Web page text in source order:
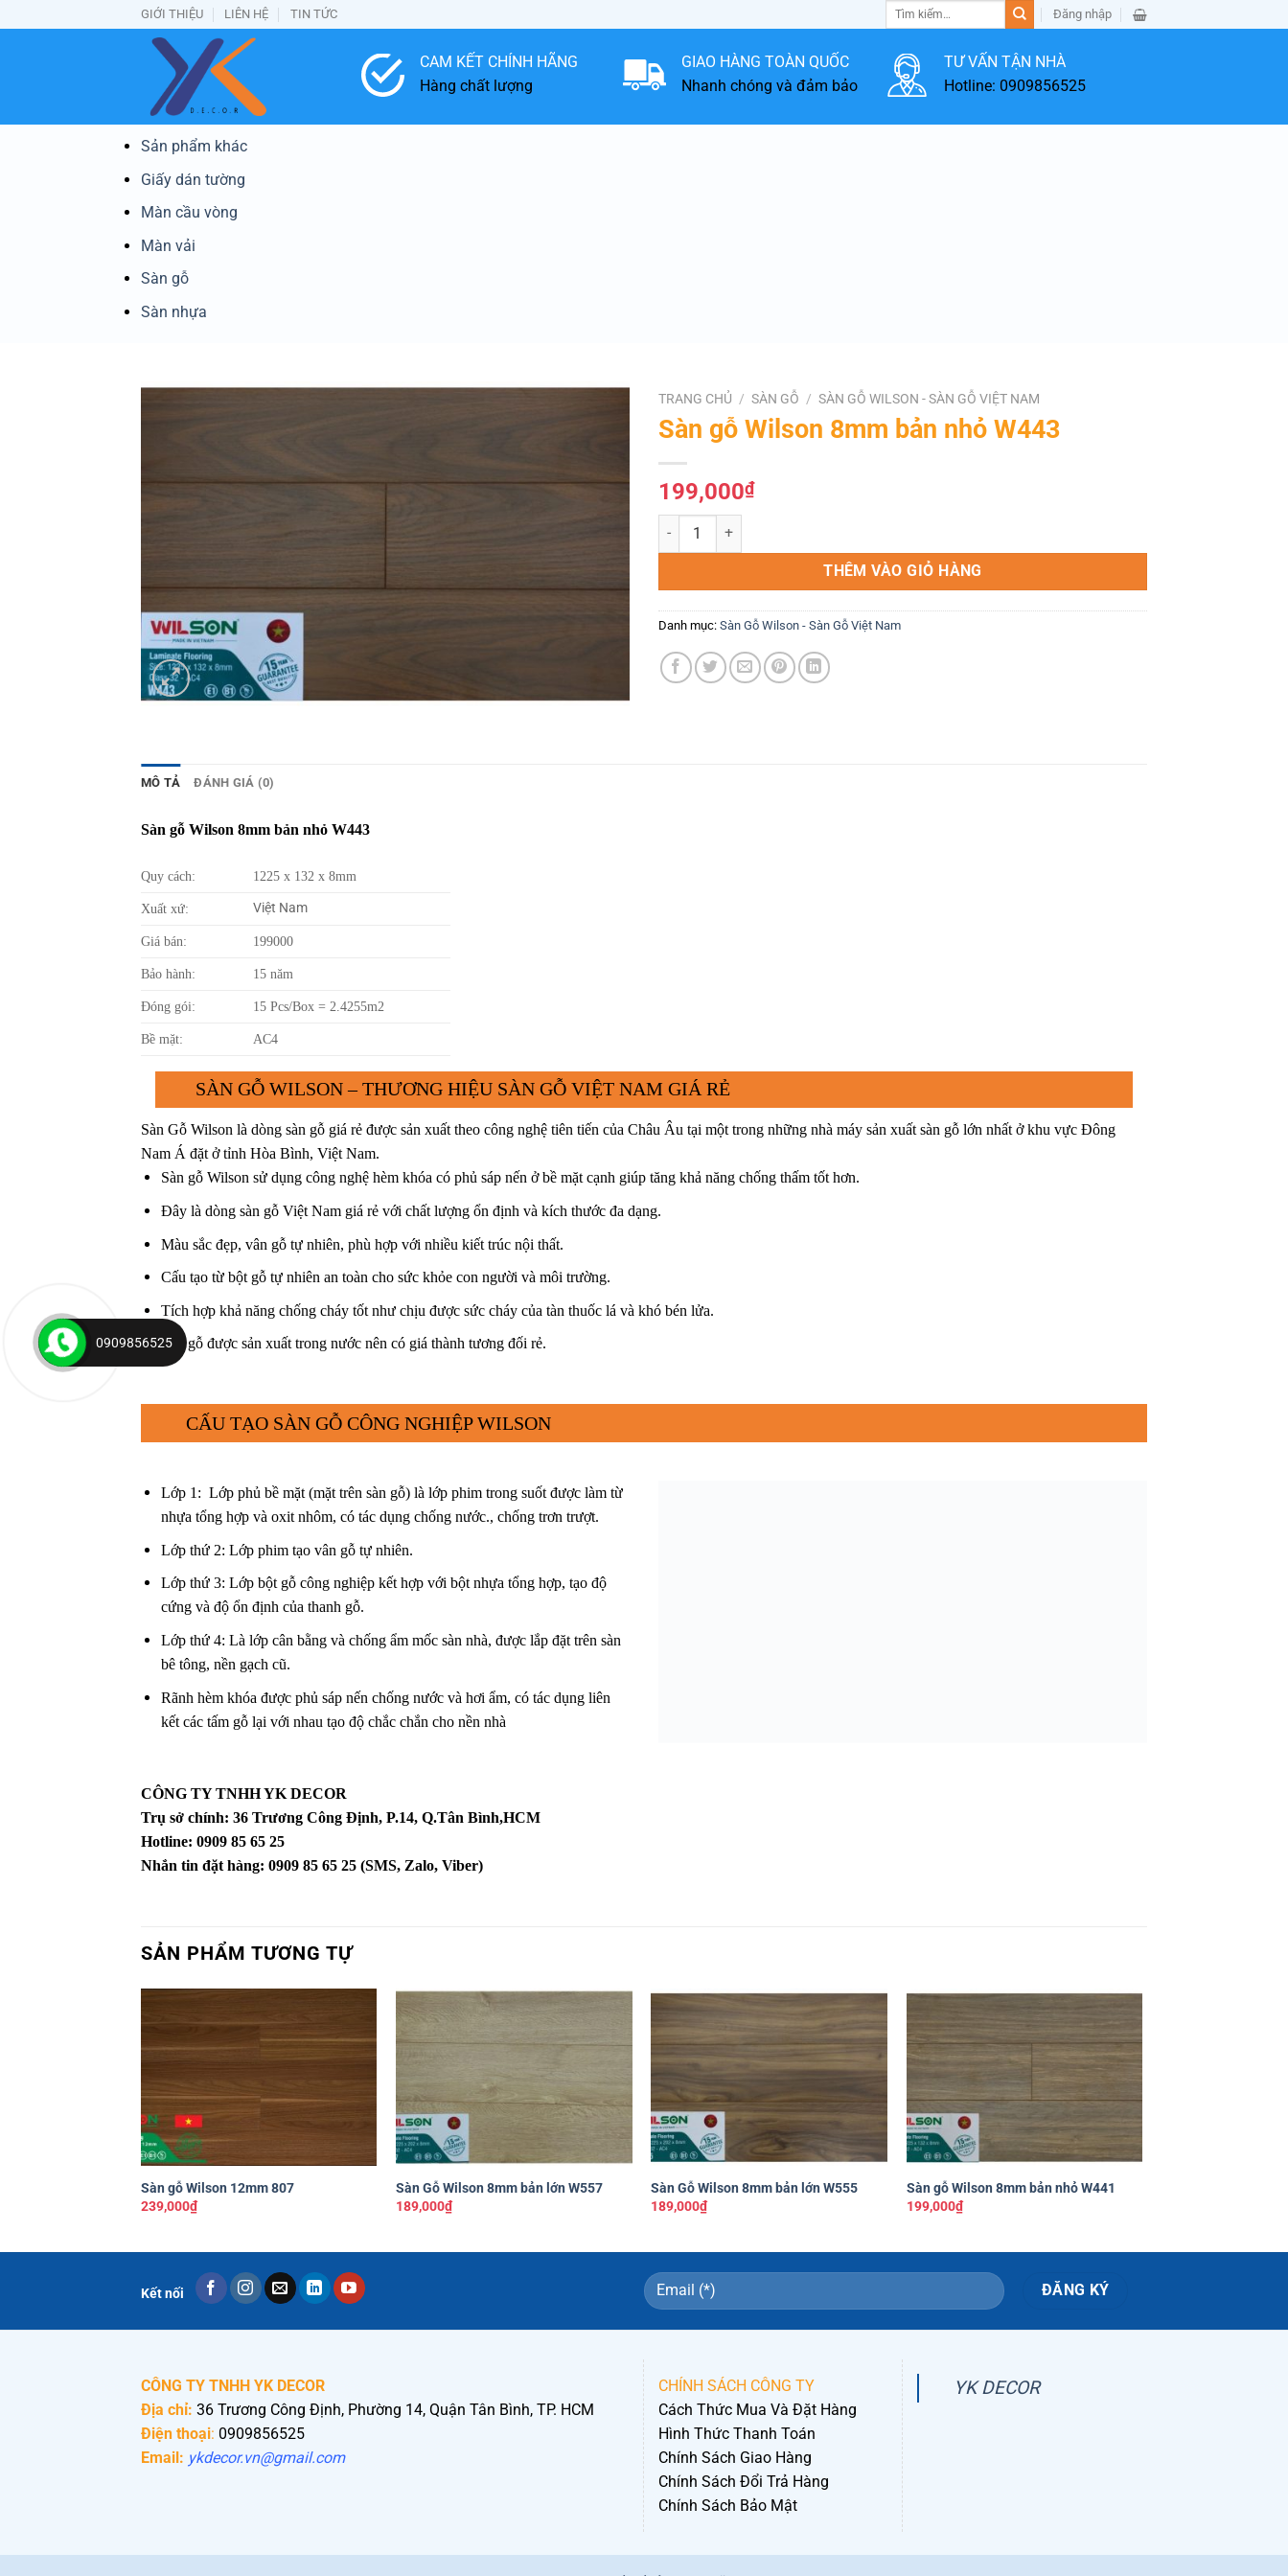
qua
GIỚI THIỆU LIÊN HỆ TIN TỨC
Tìm
Đăng nhập
CAM KẾT CHÍNH HÃNG
Hàng chất lượng
GIAO HÀNG TOÀN QUỐC
Nhanh chóng và đảm bảo
TƯ VẤN TẬN NHÀ
Hotline: 0909856525
Sản phẩm khác
Giấy dán tường
Màn cầu vòng
Màn vải
Sàn gỗ
Sàn nhựa
TRANG CHỦ / SÀN GỖ / SÀN GỖ WILSON - SÀN GỖ VIỆT NAM
Sàn gỗ Wilson 8mm bản nhỏ W443
199,000₫
Sàn gỗ Wilson 8mm bản nhỏ W443 số lượng
THÊM VÀO GIỎ HÀNG
Danh mục: Sàn Gỗ Wilson - Sàn Gỗ Việt Nam
MÔ TẢ ĐÁNH GIÁ (0)
Sàn gỗ Wilson 8mm bản nhỏ W443
Quy cách: 1225 x 132 x 8mm
Xuất xứ: Việt Nam
Giá bán: 199000
Bảo hành: 15 năm
Đóng gói: 15 Pcs/Box = 2.4255m2
Bề mặt: AC4
SÀN GỖ WILSON – THƯƠNG HIỆU SÀN GỖ VIỆT NAM GIÁ RẺ
Sàn Gỗ Wilson là dòng sàn gỗ giá rẻ được sản xuất theo công nghệ tiên tiến của Châu Âu tại một trong những nhà máy sản xuất sàn gỗ lớn nhất ở khu vực Đông
Nam Á đặt ở tỉnh Hòa Bình, Việt Nam.
Sàn gỗ Wilson sử dụng công nghệ hèm khóa có phủ sáp nến ở bề mặt cạnh giúp tăng khả năng chống thấm tốt hơn.
Đây là dòng sàn gỗ Việt Nam giá rẻ với chất lượng ổn định và kích thước đa dạng.
Màu sắc đẹp, vân gỗ tự nhiên, phù hợp với nhiều kiết trúc nội thất.
Cấu tạo từ bột gỗ tự nhiên an toàn cho sức khỏe con người và môi trường.
Tích hợp khả năng chống cháy tốt như chịu được sức cháy của tàn thuốc lá và khó bén lửa.
Sàn gỗ được sản xuất trong nước nên có giá thành tương đối rẻ.
CẤU TẠO SÀN GỖ CÔNG NGHIỆP WILSON
Lớp 1: Lớp phủ bề mặt (mặt trên sàn gỗ) là lớp phim trong suốt được làm từ
nhựa tổng hợp và oxit nhôm, có tác dụng chống nước., chống trơn trượt.
Lớp thứ 2: Lớp phim tạo vân gỗ tự nhiên.
Lớp thứ 3: Lớp bột gỗ công nghiệp kết hợp với bột nhựa tổng hợp, tạo độ
cứng và độ ổn định của thanh gỗ.
Lớp thứ 4: Là lớp cân bằng và chống ẩm mốc sàn nhà, được lắp đặt trên sàn
bê tông, nền gạch cũ.
Rãnh hèm khóa được phủ sáp nến chống nước và hơi ẩm, có tác dụng liên
kết các tấm gỗ lại với nhau tạo độ chắc chắn cho nền nhà
CÔNG TY TNHH YK DECOR
Trụ sở chính: 36 Trương Công Định, P.14, Q.Tân Bình,HCM
Hotline: 0909 85 65 25
Nhắn tin đặt hàng: 0909 85 65 25 (SMS, Zalo, Viber)
SẢN PHẨM TƯƠNG TỰ
Yêu
+
Sàn gỗ Wilson 12mm 807
239,000₫
Yêu
+
Sàn Gỗ Wilson 8mm bản lớn W557
189,000₫
Yêu
thích
+
Sàn Gỗ Wilson 8mm bản lớn W555
189,000₫
Yêu
thích
+
Sàn gỗ Wilson 8mm bản nhỏ W441
199,000₫
Kết nối
CÔNG TY TNHH YK DECOR
Địa chỉ: 36 Trương Công Định, Phường 14, Quận Tân Bình, TP. HCM
Điện thoại: 0909856525
Email: ykdecor.vn@gmail.com
CHÍNH SÁCH CÔNG TY
Cách Thức Mua Và Đặt Hàng
Hình Thức Thanh Toán
Chính Sách Giao Hàng
Chính Sách Đổi Trả Hàng
Chính Sách Bảo Mật
YK DECOR
0909856525